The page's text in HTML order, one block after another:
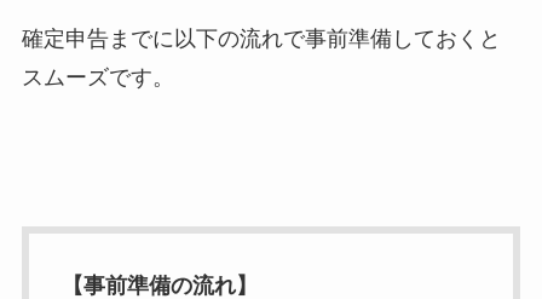
確定申告までに以下の流れで事前準備しておくと
スムーズです。
【事前準備の流れ】